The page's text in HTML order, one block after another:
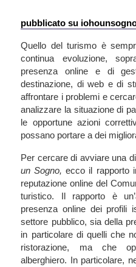
pubblicato su
Quello del turismo è
continua evoluzione,
presenza online e di
destinazione, di web e di
affrontare i problemi e
analizzare la situazione di
le opportune azioni
possano portare a dei
Per cercare di avviare una
un Sogno,ecco il rapporto
reputazione online del
turistico. Il rapporto è
presenza online dei profili
settore pubblico, sia della
in particolare di quelli che
ristorazione, ma che
alberghiero. In particolare,